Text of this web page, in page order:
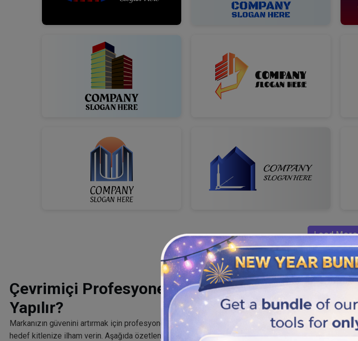
Load More
Çevrimiçi Profesyonel Emlak Logosu Nasıl
Yapılır?
Markanızın güvenini artırmak için profesyonelce oluşturulmuş emlak logomuzu kullanarak
hedef kitlenize ilham verin. Aşağıda özetlenen hızlı adımları izleyerek emlak bulma